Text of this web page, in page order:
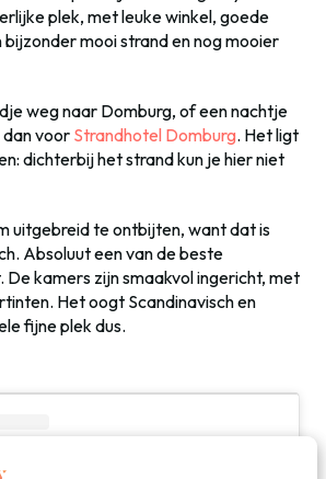
plek, met leuke winkel, goede
mooi strand en nog mooier
weg naar Domburg, of een nachtje
dan voor Strandhotel Domburg. Het ligt
dichterbij het strand kun je hier niet
uitgebreid te ontbijten, want dat is
Absoluut een van de beste
kamers zijn smaakvol ingericht, met
Het oogt Scandinavisch en
fijne plek dus.